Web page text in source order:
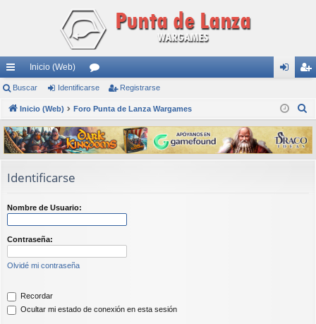
nl
ac
es
rá
pi
s
Inicio (Web)
or
os nti
fic
ar
ist
ra
rs
Buscar Identificarse Registrarse
Inicio (Web) Foro Punta de Lanza Wargames
s
c
Identificarse
Nombre de Usuario:
Contraseña:
Olvidé mi contraseña
Recordar
Ocultar mi estado de conexión en esta sesión